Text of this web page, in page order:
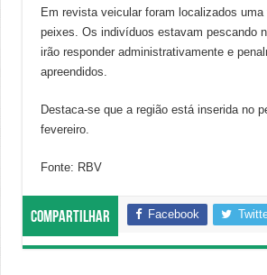
Em revista veicular foram localizados
peixes. Os indivíduos estavam pescando
irão responder administrativamente e
apreendidos.
Destaca-se que a região está inserida no
fevereiro.
Fonte: RBV
Compartilhar Facebook